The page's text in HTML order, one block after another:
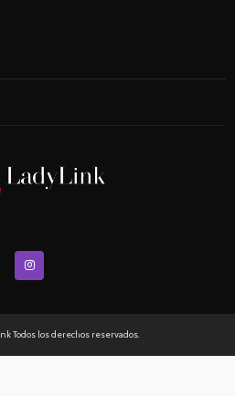
Todos los derechos reservados.